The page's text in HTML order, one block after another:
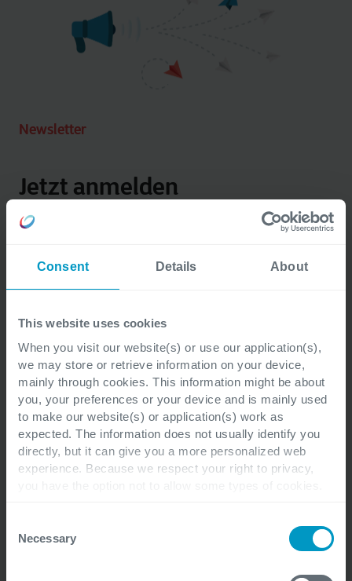
Consent Details About
This website uses cookies
When you visit our website(s) or use our application(s),
we may store or retrieve information on your device,
mainly through cookies. This information might be about
you, your preferences or your device and is mainly used
to make our website(s) or application(s) work as
expected. The information does not usually identify you
directly, but it can give you a more personalized web
experience. Because we respect your right to privacy,
you disable certain cookies, you should be aware that
certain website or application elements may be impacted
and interfere with your experience of the website and the
Selection
Necessary
Newsletter
Jetzt anmelden
Sie möchten auf dem Laufenden bleiben, was es Neues
für unseren Newsletter an und erhalten Sie 3‑4 jährlich
einen Überblick mit aktuellen Informationen zu Cegeka,
Whitepapern, Events und mehr.
Vorname*